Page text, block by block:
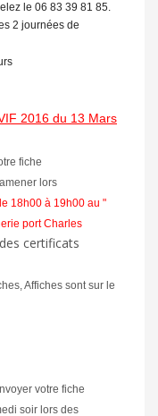
le 06 83 39 81 85.
2 journées de
2016 du 13 Mars
fiche
lors
18h00 à 19h00 au "
port Charles
certificats
Affiches sont sur le
votre fiche
soir lors des